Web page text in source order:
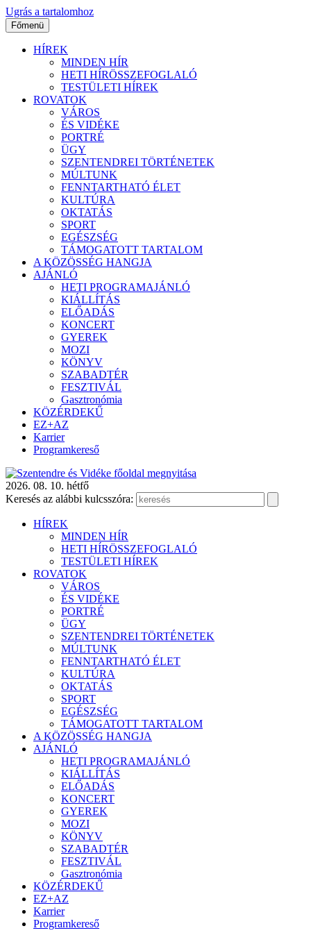
Ugrás a tartalomhoz
Főmenü
HÍREK
MINDEN HÍR
HETI HÍRÖSSZEFOGLALÓ
TESTÜLETI HÍREK
ROVATOK
VÁROS
ÉS VIDÉKE
PORTRÉ
ÜGY
SZENTENDREI TÖRTÉNETEK
MÚLTUNK
FENNTARTHATÓ ÉLET
KULTÚRA
OKTATÁS
SPORT
EGÉSZSÉG
TÁMOGATOTT TARTALOM
A KÖZÖSSÉG HANGJA
AJÁNLÓ
HETI PROGRAMAJÁNLÓ
KIÁLLÍTÁS
ELŐADÁS
KONCERT
GYEREK
MOZI
KÖNYV
SZABADTÉR
FESZTIVÁL
Gasztronómia
KÖZÉRDEKŰ
EZ+AZ
Karrier
Programkereső
2026. 08. 10. hétfő
Keresés az alábbi kulcsszóra:
HÍREK
MINDEN HÍR
HETI HÍRÖSSZEFOGLALÓ
TESTÜLETI HÍREK
ROVATOK
VÁROS
ÉS VIDÉKE
PORTRÉ
ÜGY
SZENTENDREI TÖRTÉNETEK
MÚLTUNK
FENNTARTHATÓ ÉLET
KULTÚRA
OKTATÁS
SPORT
EGÉSZSÉG
TÁMOGATOTT TARTALOM
A KÖZÖSSÉG HANGJA
AJÁNLÓ
HETI PROGRAMAJÁNLÓ
KIÁLLÍTÁS
ELŐADÁS
KONCERT
GYEREK
MOZI
KÖNYV
SZABADTÉR
FESZTIVÁL
Gasztronómia
KÖZÉRDEKŰ
EZ+AZ
Karrier
Programkereső